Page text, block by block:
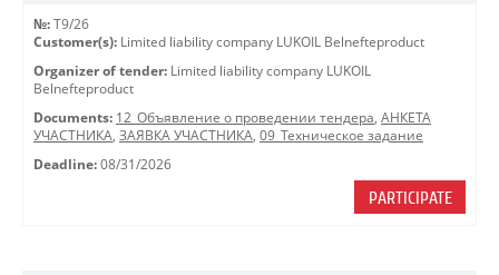
№: T9/26
Customer(s): Limited liability company LUKOIL Belnefteproduct
Organizer of tender: Limited liability company LUKOIL
Belnefteproduct
Documents: 12_Объявление о проведении тендера, АНКЕТА
УЧАСТНИКА, ЗАЯВКА УЧАСТНИКА, 09_Техническое задание
Deadline: 08/31/2026
PARTICIPATE